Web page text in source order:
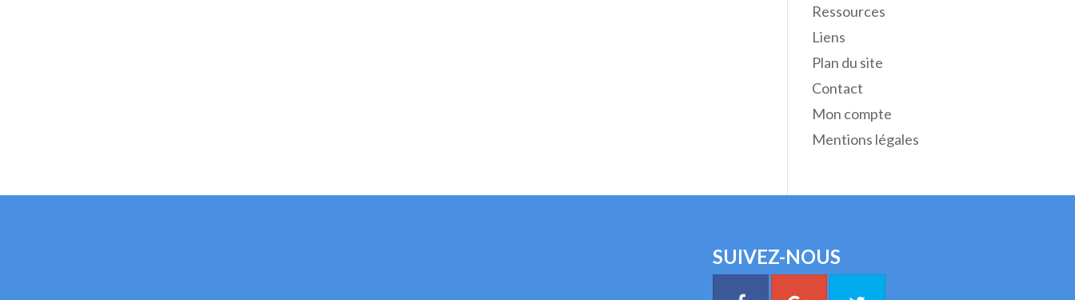
Ressources
Liens
Plan du site
Contact
Mon compte
Mentions légales
SUIVEZ-NOUS